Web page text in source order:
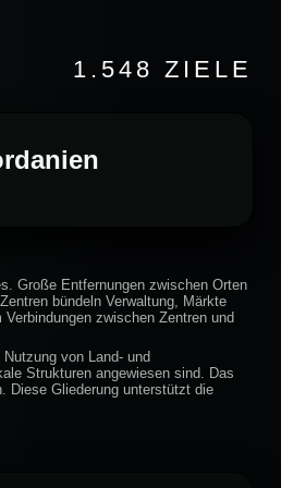
1.548 ZIELE
Große Entfernungen zwischen Orten
bündeln Verwaltung, Märkte
zwischen Zentren und
von Land- und
Strukturen angewiesen sind. Das
Diese Gliederung unterstützt die